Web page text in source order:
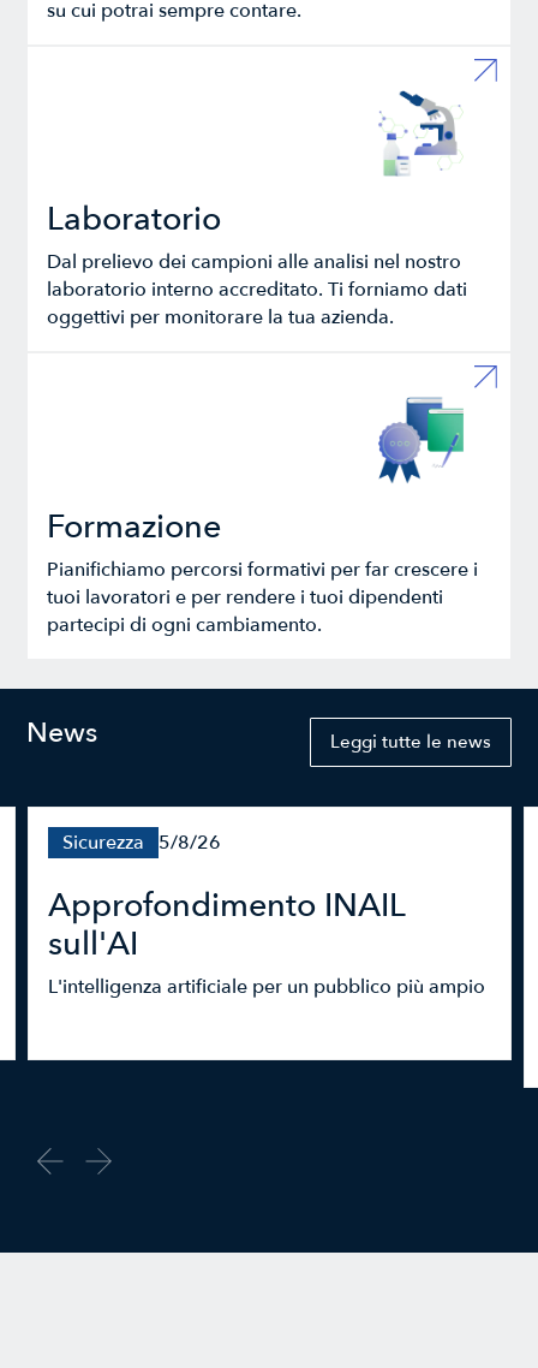
su cui potrai sempre contare.
Laboratorio
Dal prelievo dei campioni alle analisi nel nostro
laboratorio interno accreditato. Ti forniamo dati
oggettivi per monitorare la tua azienda.
Formazione
Pianifichiamo percorsi formativi per far crescere i
tuoi lavoratori e per rendere i tuoi dipendenti
partecipi di ogni cambiamento.
News Leggi tutte le news
Sicurezza 5/8/26
Approfondimento INAIL
sull'AI
L'intelligenza artificiale per un pubblico più ampio